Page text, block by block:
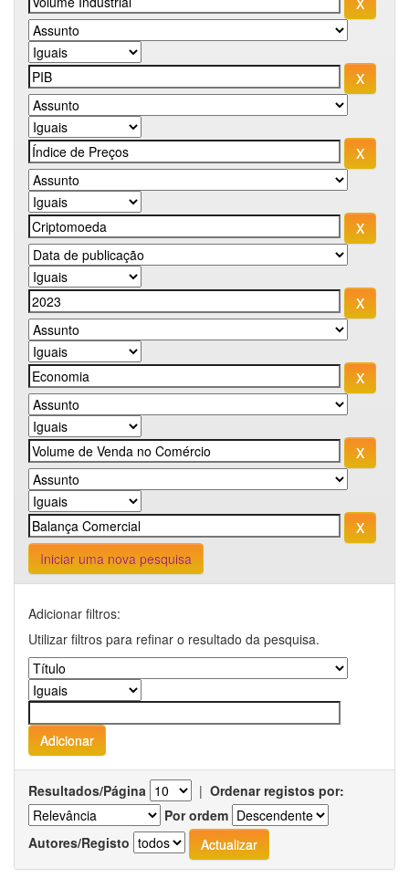
Iniciar uma nova pesquisa
Adicionar filtros:
Utilizar filtros para refinar o resultado da pesquisa.
Resultados/Página | Ordenar registos por:
Por ordem
Autores/Registo